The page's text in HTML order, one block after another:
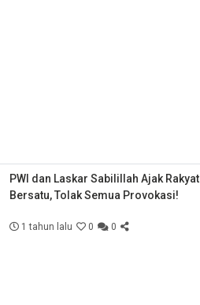
PWI dan Laskar Sabilillah Ajak Rakyat
Bersatu, Tolak Semua Provokasi!
1 tahun lalu 0 0